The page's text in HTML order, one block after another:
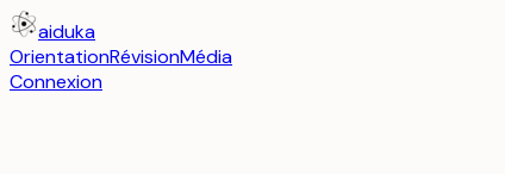
aiduka
OrientationRévisionMédia
Connexion